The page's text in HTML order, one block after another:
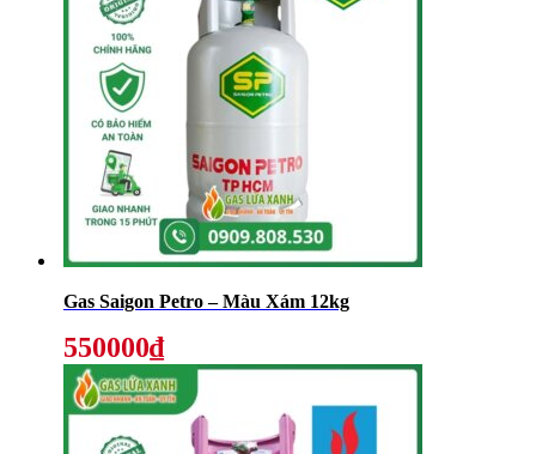
Gas Saigon Petro – Màu Xám 12kg
550000₫